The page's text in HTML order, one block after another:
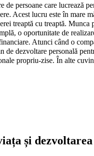
de persoane care lucrează
Acest lucru este în mare
treaptă cu treaptă.
o oportunitate de
Atunci când o
de dezvoltare personală
propriu-zise. În alte
și